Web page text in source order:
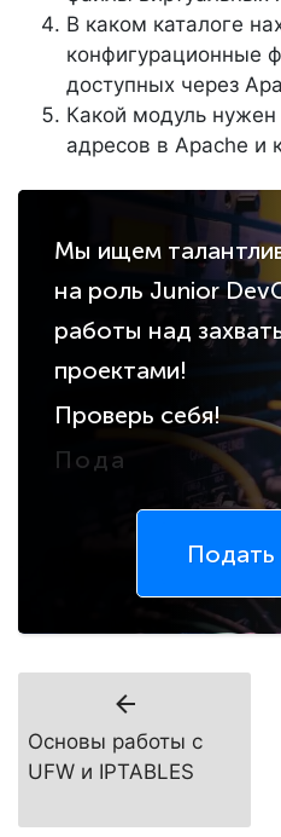
В каком каталоге
конфигурационные
доступных через
Какой модуль нужен
адресов в Apache и
Мы ищем
на роль Junior
работы над
проектами!
Проверь себя!
Подавай за
Подать
Основы работы с
UFW и IPTABLES